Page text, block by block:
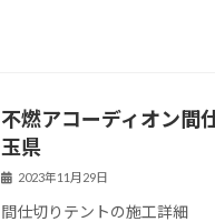
不燃アコーディオン間
玉県
2023年11月29日
間仕切りテントの施工詳細